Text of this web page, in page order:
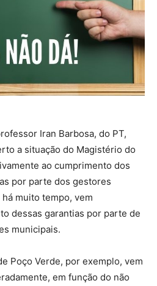
Iran Barbosa, do PT,
a situação do Magistério do
ao cumprimento dos
por parte dos gestores
muito tempo, vem
dessas garantias por parte de
municipais.
Poço Verde, por exemplo, vem
em função do não